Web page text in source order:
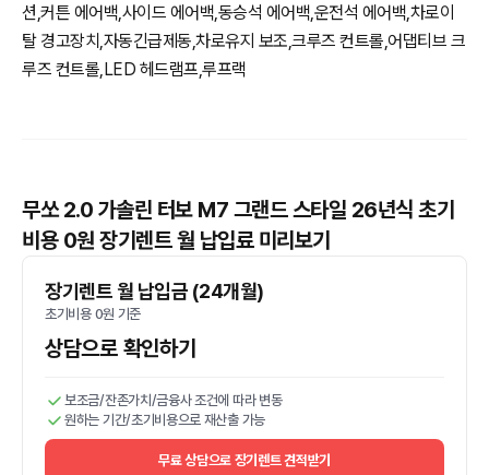
션,커튼 에어백,사이드 에어백,동승석 에어백,운전석 에어백,차로이
탈 경고장치,자동긴급제동,차로유지 보조,크루즈 컨트롤,어댑티브 크
루즈 컨트롤,LED 헤드램프,루프랙
무쏘 2.0 가솔린 터보 M7 그랜드 스타일 26년식 초기
비용 0원 장기렌트 월 납입료 미리보기
장기렌트 월 납입금 (24개월)
초기비용 0원 기준
상담으로 확인하기
보조금/잔존가치/금융사 조건에 따라 변동
원하는 기간/초기비용으로 재산출 가능
무료 상담으로 장기렌트 견적받기